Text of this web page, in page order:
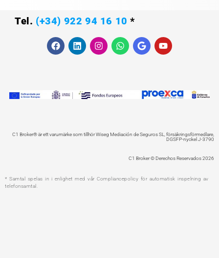
Tel. (+34) 922 94 16 10*
F
a
o
k
L
i
i
n
I
n
r
W
h
p
G
o
Y
o
e
C1 Broker® är ett varumärke som tillhör Wiseg Mediación de Seguros SL, försäkringsförmedlare,
DGSFP-nyckel J-3790
C1 Broker © Derechos Reservados 2026
* Samtal spelas in i enlighet med vår Compliancepolicy för automatisk inspelning av
telefonsamtal.